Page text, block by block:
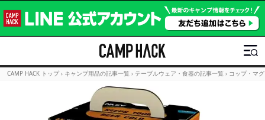
CAMP HACK トップ › キャンプ用品の記事一覧 › テーブルウェア・食器の記事一覧 › コップ・マ